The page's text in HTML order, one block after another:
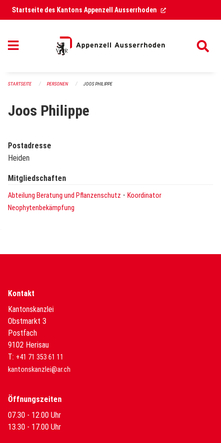
Navigation überspringen
Startseite des Kantons Appenzell Ausserrhoden (External Link)
STARTSEITE PERSONEN JOOS PHILIPPE
Joos Philippe
Postadresse
Heiden
Mitgliedschaften
Abteilung Beratung und Pflanzenschutz - Koordinator
Neophytenbekämpfung
Kontakt
Kantonskanzlei
Obstmarkt 3
Postfach
9102 Herisau
T: +41 71 353 61 11
kantonskanzlei@ar.ch
Öffnungszeiten
07.30 - 12.00 Uhr
13.30 - 17.00 Uhr